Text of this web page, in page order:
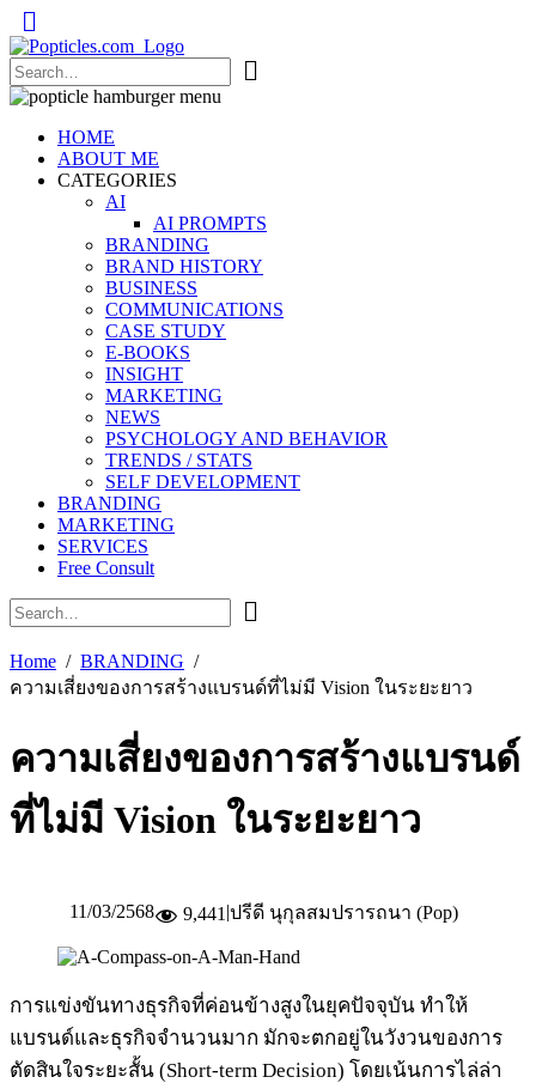
Popticles.com
HOME
ABOUT ME
CATEGORIES
AI
AI PROMPTS
BRANDING
BRAND HISTORY
BUSINESS
COMMUNICATIONS
CASE STUDY
E-BOOKS
INSIGHT
MARKETING
NEWS
PSYCHOLOGY AND BEHAVIOR
TRENDS / STATS
SELF DEVELOPMENT
BRANDING
MARKETING
SERVICES
Free Consult
Home
BRANDING
ความเสี่ยงของการสร้างแบรนด์ที่ไม่มี Vision ในระยะยาว
ความเสี่ยงของการสร้างแบรนด์
ที่ไม่มี Vision ในระยะยาว
11/03/2568 9,441 |ปรีดี นุกุลสมปรารถนา (Pop)
การแข่งขันทางธุรกิจที่ค่อนข้างสูงในยุคปัจจุบัน ทำให้
แบรนด์และธุรกิจจำนวนมาก มักจะตกอยู่ในวังวนของการ
ตัดสินใจระยะสั้น (Short-term Decision) โดยเน้นการไล่ล่า